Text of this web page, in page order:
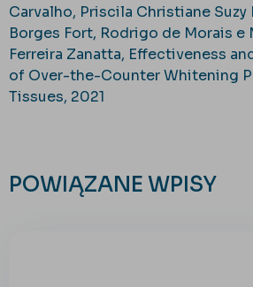
Carvalho, Priscila Christiane Suzy
Borges Fort, Rodrigo de Morais e
Ferreira Zanatta, Effectiveness
of Over-the-Counter Whitening
Tissues, 2021
POWIĄZANE WPISY